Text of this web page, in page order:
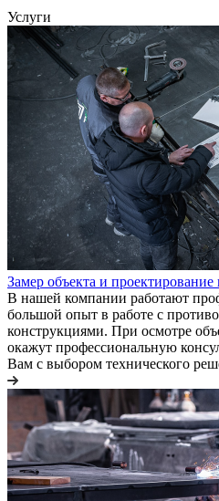
Услуги
Замер объекта и проектирование
В нашей компании работают
большой опыт в работе с
конструкциями. При осмотре
окажут профессиональную
Вам с выбором технического